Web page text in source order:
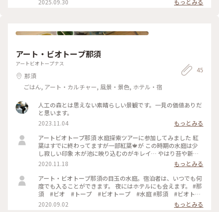
が建設したものです。 電灯が現在のもの？と勘違いするくら
室‼️ お付きの人の部屋を含めての部屋数なので、天皇には相当
きのあるところ✨ こちらで心地良く過ごされたのでしょうね🩷
#ひみつの絶景 #日光田母沢御用邸記念公園 #大正天皇 #国指定
重要文化財 #日光 #栃木 #ひとり旅
2025.09.30 もっとみる
アート・ビオトープ那須
アートビオトープナス
那須
ごはん, アート・カルチャー, 風景・景色, ホテル・宿
45
人工の森とは思えない素晴らしい景観です。一見の価値ありだ
と思います。
2023.11.04
もっとみる
アートビオトープ那須 水庭探索ツアーに参加してみました 紅
葉はすでに終わってますが一部紅葉🍁が この時期の水庭は少
し寂しい印象 木が池に映り込むのがキレイ… やはり苔や新緑
の時期がオススメだそうで 次は絶対泊まりたい！
2020.11.18
もっとみる
アート・ビオトープ那須の目玉の水庭。宿泊者は、いつでも何
度でも入ることができます。 夜にはホテルにも会えます。 #那
須 #ビオ #トープ #ビオトープ #水庭 #那須 #ビオトー
プ #水庭
2020.09.02 もっとみる